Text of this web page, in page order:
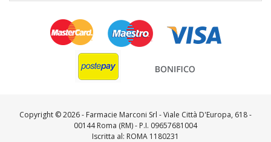
Copyright ©2026 - Farmacie Marconi Srl - Viale Città D'Europa, 618 -
00144 Roma (RM) - P.I. 09657681004
Iscritta al: ROMA 1180231